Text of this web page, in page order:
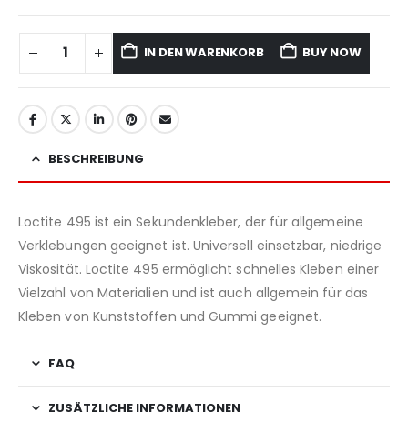
IN DEN WARENKORB BUY NOW
BESCHREIBUNG
Loctite 495 ist ein Sekundenkleber, der für allgemeine
Verklebungen geeignet ist. Universell einsetzbar, niedrige
Viskosität. Loctite 495 ermöglicht schnelles Kleben einer
Vielzahl von Materialien und ist auch allgemein für das
Kleben von Kunststoffen und Gummi geeignet.
FAQ
ZUSÄTZLICHE INFORMATIONEN